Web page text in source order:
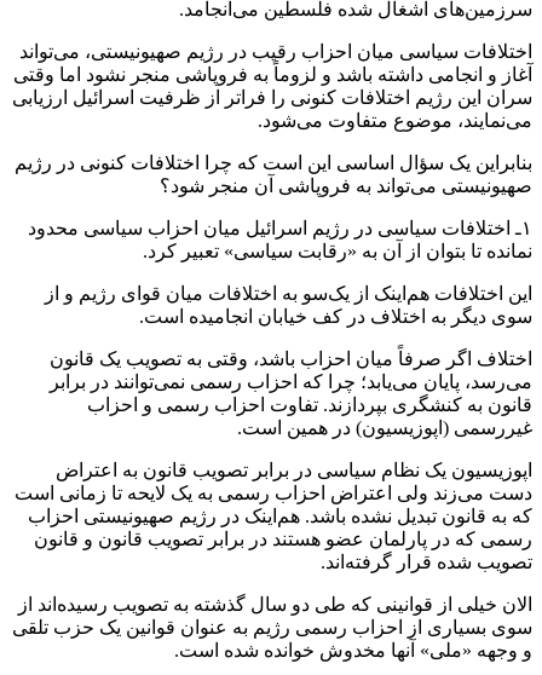
سرزمین‌های ‌اشغال شده فلسطین می‌انجامد.
اختلافات سیاسی میان احزاب رقیب در رژیم صهیونیستی، می‌تواند
آغاز و انجامی داشته باشد و لزوماً به فروپاشی منجر نشود اما وقتی
سران این رژیم اختلافات کنونی را فراتر از ظرفیت اسرائیل ارزیابی
می‌نمایند، موضوع متفاوت می‌شود.
بنابراین یک سؤال اساسی این است که چرا اختلافات کنونی در رژیم
صهیونیستی می‌تواند به فروپاشی آن منجر شود؟
۱ـ اختلافات سیاسی در رژیم اسرائیل میان احزاب سیاسی محدود
نمانده تا بتوان از آن به «رقابت سیاسی» تعبیر کرد.
این اختلافات هم‌اینک از یک‌سو به اختلافات میان قوای رژیم و از
سوی دیگر به اختلاف در کف خیابان انجامیده است.
اختلاف اگر صرفاً میان احزاب باشد، وقتی به تصویب یک قانون
می‌رسد، پایان می‌یابد؛ چرا که احزاب رسمی نمی‌توانند در برابر
قانون به کنشگری بپردازند. تفاوت احزاب رسمی و احزاب
غیررسمی (اپوزیسیون) در همین است.
اپوزیسیون یک نظام سیاسی در برابر تصویب قانون به اعتراض
دست می‌زند ولی اعتراض احزاب رسمی به یک لایحه تا زمانی است
که به قانون تبدیل نشده باشد. هم‌اینک در رژیم صهیونیستی احزاب
رسمی که در پارلمان عضو هستند در برابر تصویب قانون و قانون
تصویب شده قرار گرفته‌اند.
الان خیلی از قوانینی که طی دو سال گذشته به تصویب رسیده‌اند از
سوی بسیاری از احزاب رسمی رژیم به عنوان قوانین یک حزب تلقی
و وجهه «ملی» آنها مخدوش خوانده شده است.